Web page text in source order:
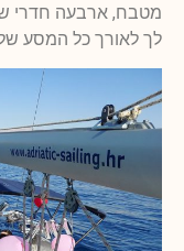
מטבח, ארבעה חדרי
לך לאורך כל המסע